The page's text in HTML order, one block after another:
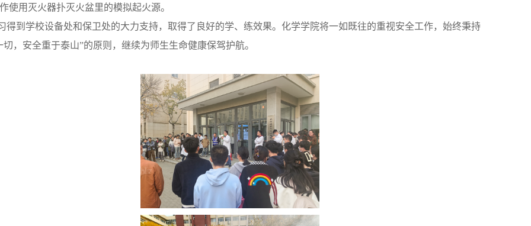
使用灭火器扑灭火盆里的模拟起火源。
得到学校设备处和保卫处的大力支持，取得了良好的学、练效果。化学学院将一如既往的重视安全工作，始终秉持
切，安全重于泰山”的原则，继续为师生生命健康保驾护航。